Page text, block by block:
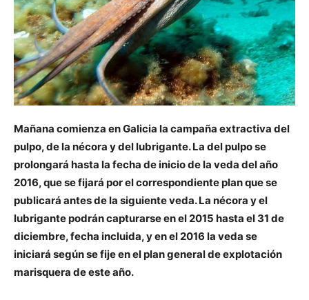
Mañana comienza en Galicia la campaña extractiva del
pulpo, de la nécora y del lubrigante. La del pulpo se
prolongará hasta la fecha de inicio de la veda del año
2016, que se fijará por el correspondiente plan que se
publicará antes de la siguiente veda. La nécora y el
lubrigante podrán capturarse en el 2015 hasta el 31 de
diciembre, fecha incluida, y en el 2016 la veda se
iniciará según se fije en el plan general de explotación
marisquera de este año.